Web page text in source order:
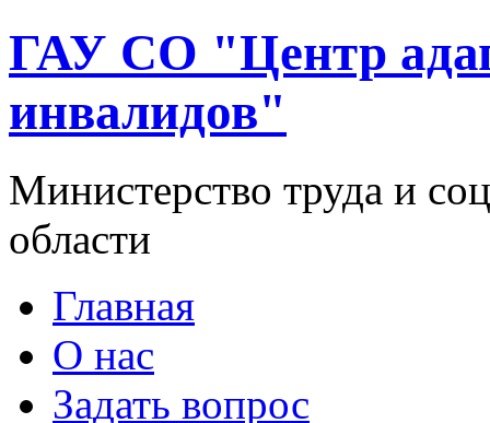
ГАУ СО "Центр
инвалидов"
Министерство труда и
области
Главная
О нас
Задать вопрос